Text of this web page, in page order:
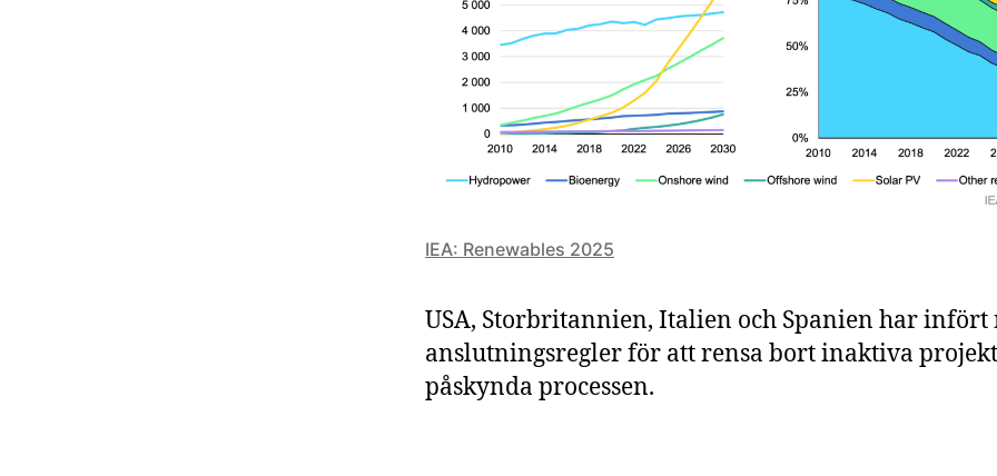
IEA: Renewables 2025
USA, Storbritannien, Italien och Spanien har infört
anslutningsregler för att rensa bort inaktiva
påskynda processen.